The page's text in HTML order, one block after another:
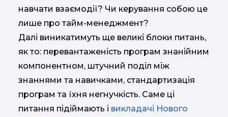
навчати взаємодії? Чи керування собою це
лише про тайм-менеджмент?
Далі виникатимуть ще великі блоки питань,
як то: перевантаженість програм знанійним
компонентном, штучний поділ між
знаннями та навичками, стандартизація
програм та їхня негнучкість. Саме ці
питання підіймають і викладачі Нового